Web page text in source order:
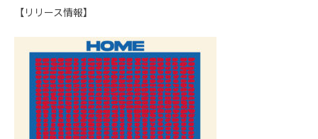
【リリース情報】